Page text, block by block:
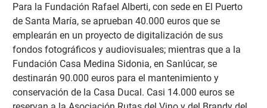
Para la Fundación Rafael Alberti, con sede en El Puerto
de Santa María, se aprueban 40.000 euros que se
emplearán en un proyecto de digitalización de sus
fondos fotográficos y audiovisuales; mientras que a la
Fundación Casa Medina Sidonia, en Sanlúcar, se
destinarán 90.000 euros para el mantenimiento y
conservación de la Casa Ducal. Casi 14.000 euros se